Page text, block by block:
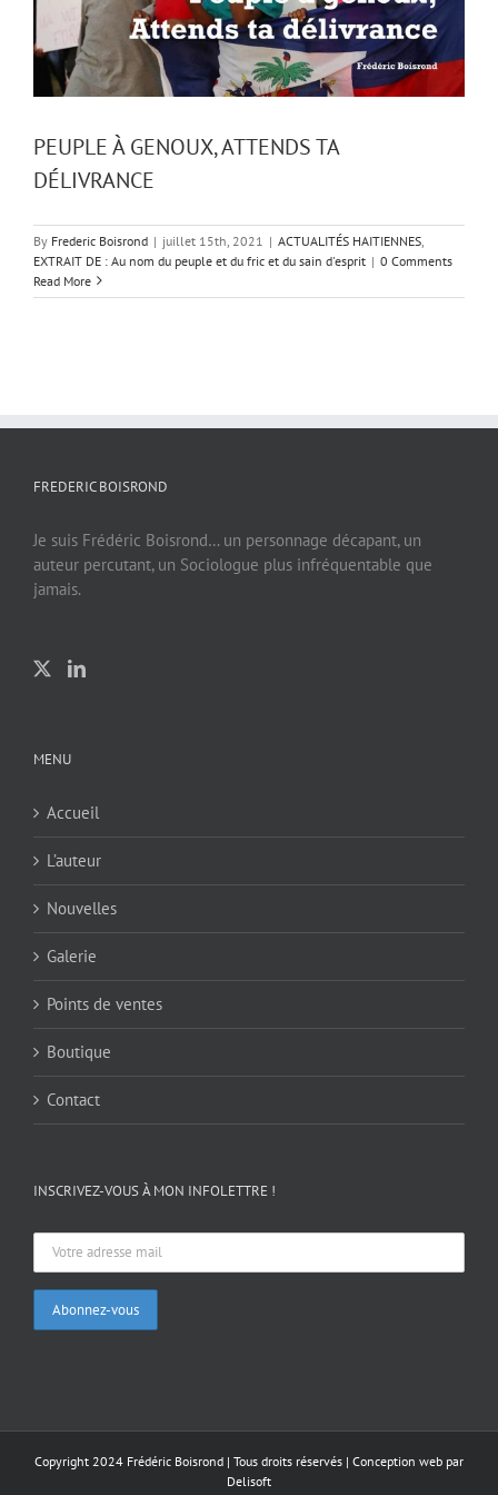
PEUPLE À GENOUX, ATTENDS TA
DÉLIVRANCE
By Frederic Boisrond | juillet 15th, 2021 | ACTUALITÉS HAITIENNES
EXTRAIT DE : Au nom du peuple et du fric et du sain d'esprit | 0 Comments
Read More
FREDERIC BOISROND
Je suis Frédéric Boisrond… un personnage décapant, un
auteur percutant, un Sociologue plus infréquentable que
jamais.
MENU
Accueil
L’auteur
Nouvelles
Galerie
Points de ventes
Boutique
Contact
INSCRIVEZ-VOUS À MON INFOLETTRE !
Copyright 2024 Frédéric Boisrond | Tous droits réservés | Conception web par
Delisoft